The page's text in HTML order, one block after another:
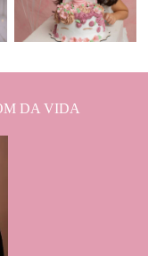
130 0
DA VIDA